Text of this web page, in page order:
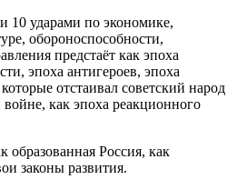
10 ударами по экономике,
обороноспособности,
предстаёт как эпоха
эпоха антигероев, эпоха
отстаивал советский народ
как эпоха реакционного
образованная Россия, как
законы развития.